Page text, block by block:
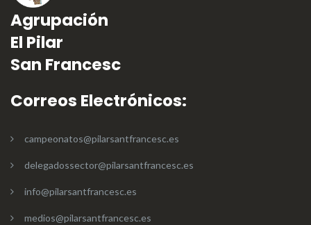
Agrupación
El Pilar
San Francesc
Correos Electrónicos:
campeonatos@pilarsantfrancesc.es
delegadossector@pilarsantfrancesc.es
info@pilarsantfrancesc.es
medios@pilarsantfrancesc.es